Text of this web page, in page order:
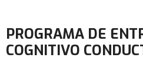
PROGRAMA DE
COGNITIVO